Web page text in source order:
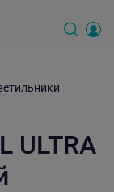
ULTRA